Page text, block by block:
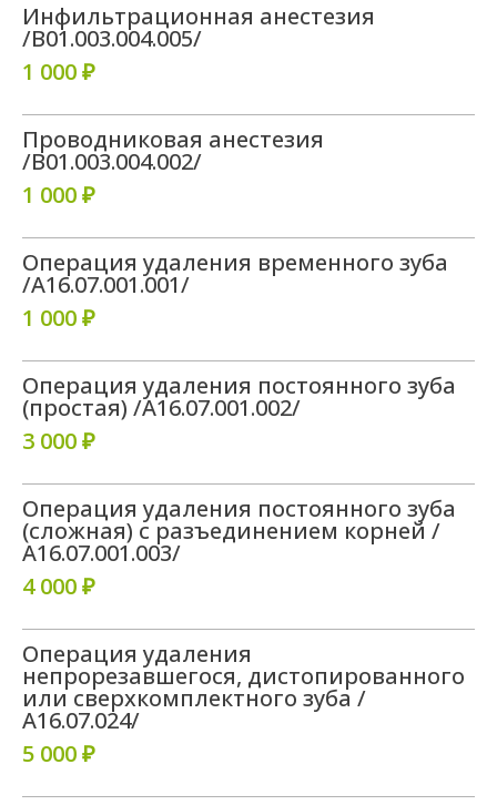
Инфильтрационная анестезия
/B01.003.004.005/
1 000 ₽
Проводниковая анестезия
/B01.003.004.002/
1 000 ₽
Операция удаления временного зуба
/A16.07.001.001/
1 000 ₽
Операция удаления постоянного зуба
(простая) /A16.07.001.002/
3 000 ₽
Операция удаления постоянного зуба
(сложная) с разъединением корней /
A16.07.001.003/
4 000 ₽
Операция удаления
непрорезавшегося, дистопированного
или сверхкомплектного зуба /
A16.07.024/
5 000 ₽